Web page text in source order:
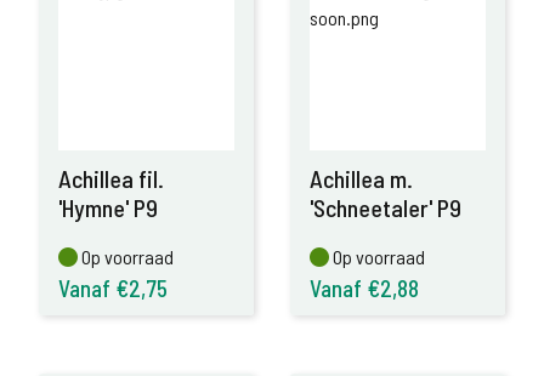
Achillea fil.
'Hymne' P9
Op voorraad
Op voorraad
Vanaf €2,75
Achillea m.
'Schneetaler' P9
Op voorraad
Op voorraad
Vanaf €2,88